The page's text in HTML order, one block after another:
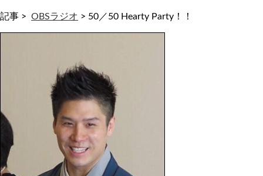
記事 > OBSラジオ > 50／50 Hearty Party！！